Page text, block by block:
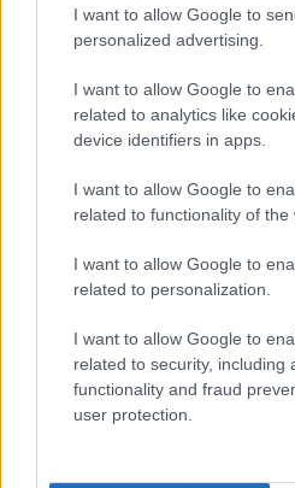
I want to allow Google to
personalized advertising.
I want to allow Google to
related to analytics like
device identifiers in apps.
I want to allow Google to
related to functionality of the
I want to allow Google to
related to personalization.
I want to allow Google to
related to security, including
functionality and fraud
user protection.
19χρονος είχε έντονη
συμπεριφορά».
φωτογραφικό υλικό με
ότι μετά την
αποτελεί ένδειξη ότι
χρηματίστηκε.
O πατέρας Αντώνιος,
απόλυτης άρνησης.
καταγγελίεςεναντίον
ενώ ειδική μνεία στο